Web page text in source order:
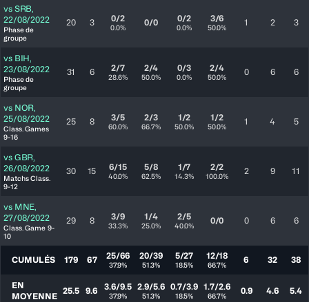
vs SRB,
22/08/2022
Phase de
groupe
20 3 0/2
0.0% 0/0 0/2
0.0%
3/6
50.0% 1 2 3
vs BIH,
23/08/2022
Phase de
groupe
31 6 2/7
28.6%
2/4
50.0%
0/3
0.0%
2/4
50.0% 0 6 6
vs NOR,
25/08/2022
Class. Games
9-16
25 8 3/5
60.0%
2/3
66.7%
1/2
50.0%
1/2
50.0% 1 4 5
vs GBR,
26/08/2022
Matchs Class.
9-12
30 15 6/15
40.0%
5/8
62.5%
1/7
14.3%
2/2
100.0% 2 9 11
vs MNE,
27/08/2022
Class. Game 9-
10
29 8 3/9
33.3%
1/4
25.0%
2/5
40.0% 0/0 0 6 6
CUMULÉS 179 67 25/66
37.9%
20/39
51.3%
5/27
18.5%
12/18
66.7% 6 32 38
EN
MOYENNE
25.5 9.6 3.6/9.5
37.9%
2.9/5.6
51.3%
0.7/3.9
18.5%
1.7/2.6
66.7% 0.9 4.6 5.4